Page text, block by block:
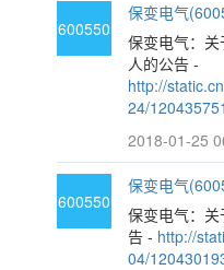
600550
保变电气
保变电气：
人的公告 -
http://
24/
2018-01-25
600550
保变电气
保变电气：
告 - http://
04/